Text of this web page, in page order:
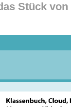
Stück von